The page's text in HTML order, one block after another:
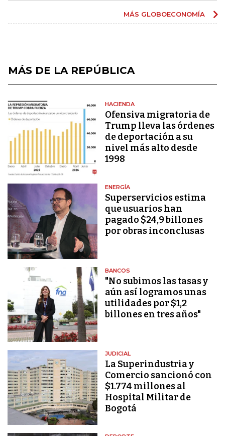
MÁS GLOBOECONOMÍA
MÁS DE LA REPÚBLICA
HACIENDA
Ofensiva migratoria de
Trump lleva las órdenes
de deportación a su
nivel más alto desde
1998
ENERGÍA
Superservicios estima
que usuarios han
pagado $24,9 billones
por obras inconclusas
BANCOS
"No subimos las tasas y
aún así logramos unas
utilidades por $1,2
billones en tres años"
JUDICIAL
La Superindustria y
Comercio sancionó con
$1.774 millones al
Hospital Militar de
Bogotá